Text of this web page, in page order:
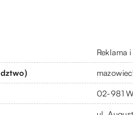
Reklama
02-981